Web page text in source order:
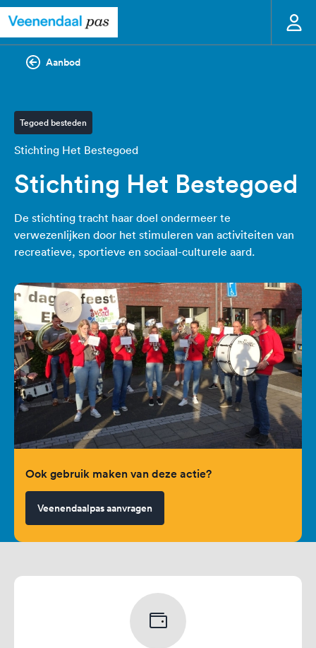
Aanbod
Tegoed besteden
Stichting Het Bestegoed
Stichting Het Bestegoed
De stichting tracht haar doel ondermeer te
verwezenlijken door het stimuleren van activiteiten van
recreatieve, sportieve en sociaal-culturele aard.
Ook gebruik maken van deze actie?
Veenendaalpas aanvragen